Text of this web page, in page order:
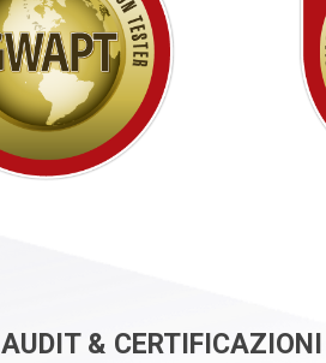
AUDIT & CERTIFICAZIONI